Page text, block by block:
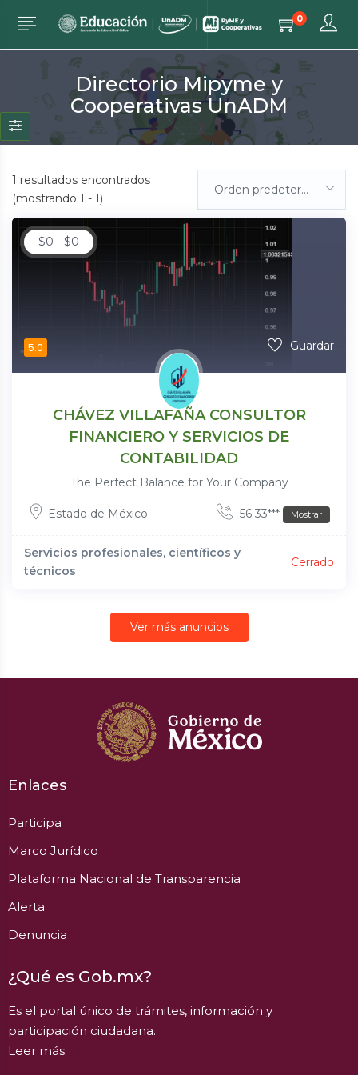
0
Directorio Mipyme y
Cooperativas UnADM
1 resultados encontrados
(mostrando 1 - 1)
Orden predeterminada
$0 - $0
5.0 Guardar
CHÁVEZ VILLAFAÑA CONSULTOR
FINANCIERO Y SERVICIOS DE
CONTABILIDAD
The Perfect Balance for Your Company
Estado de México 56 33*** Mostrar
Servicios profesionales, científicos y
técnicos
Cerrado
Ver más anuncios
Enlaces
Participa
Marco Jurídico
Plataforma Nacional de Transparencia
Alerta
Denuncia
¿Qué es Gob.mx?
Es el portal único de trámites, información y
participación ciudadana.
Leer más.